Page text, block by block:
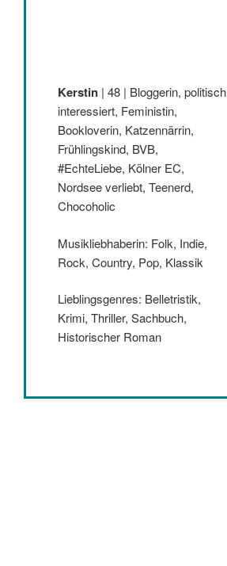
Kerstin | 48 | Bloggerin, politisch
interessiert, Feministin,
Bookloverin, Katzennärrin,
Frühlingskind, BVB,
#EchteLiebe, Kölner EC,
Nordsee verliebt, Teenerd,
Chocoholic
Musikliebhaberin: Folk, Indie,
Rock, Country, Pop, Klassik
Lieblingsgenres: Belletristik,
Krimi, Thriller, Sachbuch,
Historischer Roman